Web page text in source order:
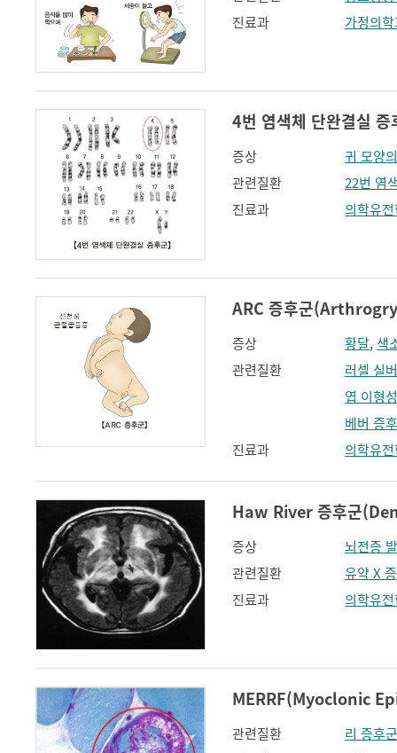
진료과
가정의
4번 염색체 단완결실
증상
귀 모양
관련질환
22번 염
진료과
의학유
ARC 증후군
증상 황달, 색
관련질환
러셀 실
엽 이형
베버 증
진료과
의학유
Haw River 증후군
증상
뇌전증
관련질환
유약 X
진료과
의학유
관련질환
리 증후